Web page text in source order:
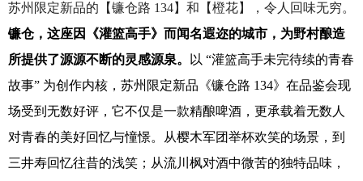
苏州限定新品的【镰仓路 134】和【橙花】，令人回味无穷。
镰仓，这座因《灌篮高手》而闻名遐迩的城市，为野村酿造
所提供了源源不断的灵感源泉。 以 “灌篮高手未完待续的青春
故事” 为创作内核，苏州限定新品《镰仓路 134》在品鉴会现
场受到无数好评，它不仅是一款精酿啤酒，更承载着无数人
对青春的美好回忆与憧憬。从樱木军团举杯欢笑的场景，到
三井寿回忆往昔的浅笑；从流川枫对酒中微苦的独特品味，